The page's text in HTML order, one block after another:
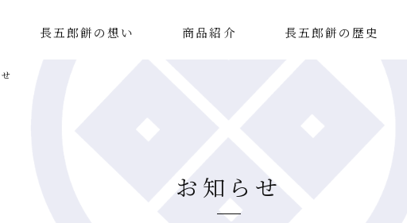
長五郎餅の想い 商品紹介 長五郎餅の歴史
お知らせ